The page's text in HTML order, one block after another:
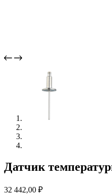
Датчик
32 442,00 ₽